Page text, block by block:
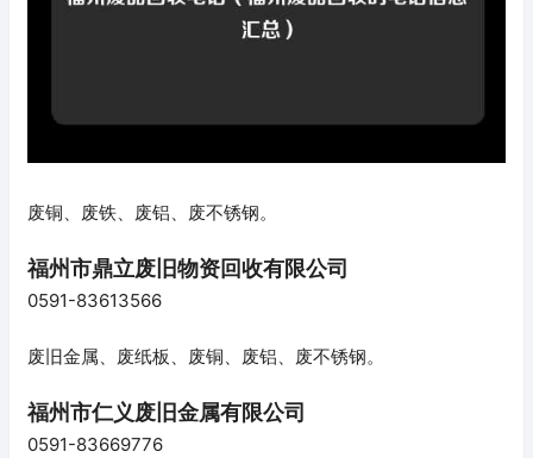
废铜、废铁、废铝、废不锈钢。
福州市鼎立废旧物资回收有限公司
0591-83613566
废旧金属、废纸板、废铜、废铝、废不锈钢。
福州市仁义废旧金属有限公司
0591-83669776